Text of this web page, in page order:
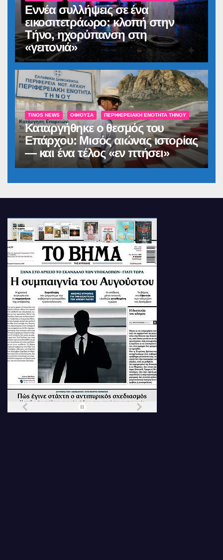
Εννέα συλλήψεις σε ένα
εικοσιτετράωρο: κλοπή στην
Τήνο, ηχορύπανση στη
«γειτονιά»
TINOS NEWS ΟΦΙΟΎΣΑ ΠΕΡΙΦΕΡΕΙΑΚΉ ΕΝΌΤΗΤΑ ΤΉΝΟΥ
Καταργήθηκε ο θεσμός του
Επάρχου: Μισός αιώνας ιστορίας
— και ένα τέλος «εν πτήσει»